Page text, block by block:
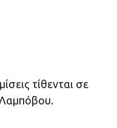
τίθενται σε